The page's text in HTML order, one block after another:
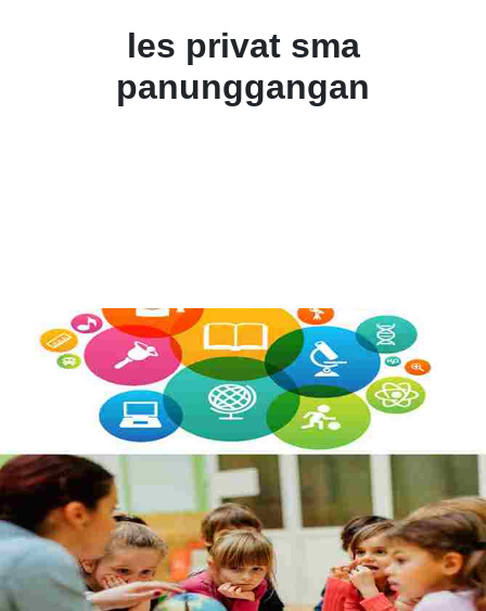
les privat sma
panunggangan